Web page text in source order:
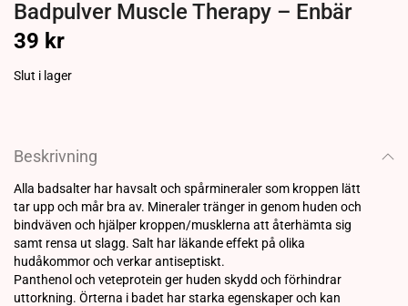
Badpulver Muscle Therapy – Enbär
39 kr
Slut i lager
Beskrivning
Alla badsalter har havsalt och spårmineraler som kroppen lätt
tar upp och mår bra av. Mineraler tränger in genom huden och
bindväven och hjälper kroppen/musklerna att återhämta sig
samt rensa ut slagg. Salt har läkande effekt på olika
hudåkommor och verkar antiseptiskt.
Panthenol och veteprotein ger huden skydd och förhindrar
uttorkning. Örterna i badet har starka egenskaper och kan